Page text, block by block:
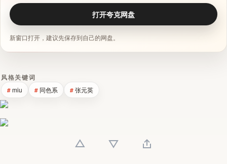
打开夸克网盘
新窗口打开，建议先保存到自己的网盘。
风格关键词
miu 同色系 张元英